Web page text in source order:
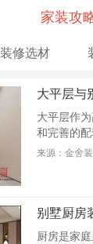
家装攻
装修选材
大平层与
格，质感
大平层作
和完善的
选...
来源：金舍
别墅厨房
更轻松​
厨房是家